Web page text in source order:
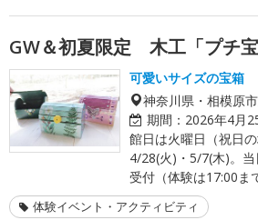
GW＆初夏限定 木工「プチ
可愛いサイズの宝箱
神奈川県・相模原
期間： 2026年4月
館日は火曜日（祝日の
4/28(火)・5/7(木)。
受付（体験は17:00ま
体験イベント・アクティビティ